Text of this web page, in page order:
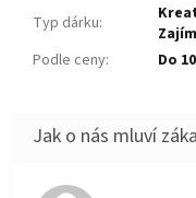
Typ dárku:
Podle ceny: Do